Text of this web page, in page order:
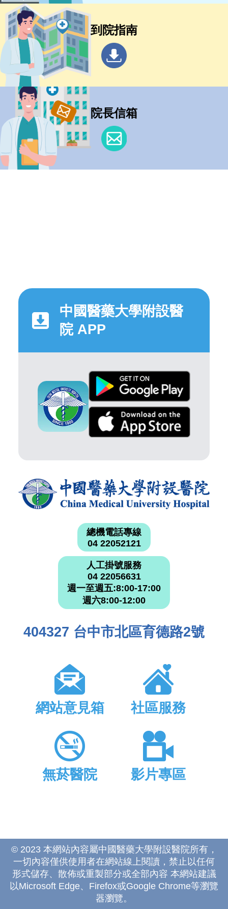
到院指南
院長信箱
中國醫藥大學附設醫
院 APP
總機電話專線
04 22052121
人工掛號服務
04 22056631
週一至週五:8:00-17:00
週六8:00-12:00
404327 台中市北區育德路2號
網站意見箱 社區服務
無菸醫院 影片專區
© 2023 本網站內容屬中國醫藥大學附設醫院所有，
一切內容僅供使用者在網站線上閱讀，禁止以任何
形式儲存、散佈或重製部分或全部內容 本網站建議
以Microsoft Edge、Firefox或Google Chrome等瀏覽
器瀏覽。